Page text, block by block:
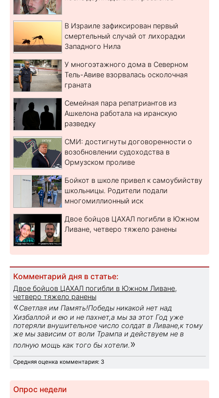
В Израиле зафиксирован первый
смертельный случай от лихорадки
Западного Нила
У многоэтажного дома в Северном
Тель-Авиве взорвалась осколочная
граната
Семейная пара репатриантов из
Ашкелона работала на иранскую
разведку
СМИ: достигнуты договоренности о
возобновлении судоходства в
Ормузском проливе
Бойкот в школе привел к самоубийству
школьницы. Родители подали
многомиллионный иск
Двое бойцов ЦАХАЛ погибли в Южном
Ливане, четверо тяжело ранены
Комментарий дня в статье:
Двое бойцов ЦАХАЛ погибли в Южном Ливане,
четверо тяжело ранены
«Светлая им Память!Победы никакой нет над
Хизбаллой и ею и не пахнет,а мы за этот Год уже
потеряли внушительное число солдат в Ливане,к тому
же мы зависим от воли Трампа и действуем не в
полную мощь как того бы хотели. »
Средняя оценка комментария: 3
Опрос недели